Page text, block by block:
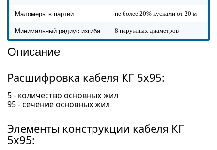
Маломеры в партии не более 20% кусками от 20 м
Минимальный радиус изгиба 8 наружных диаметров
Описание
Расшифровка кабеля КГ 5x95:
5 - количество основных жил
95 - сечение основных жил
Элементы конструкции кабеля КГ
5x95: